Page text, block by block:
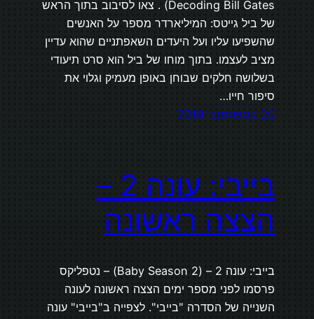
Decoding Bill Gates) . צאו לסיבוב בתוך הראש
של ביל גייטס: המיליארדר מספר על האנשים
שהשפיעו עליו ועל היעדים השאפתניים שהוא עדיין
מציב לעצמו. בתוך מוחו של ביל הוא סרט תיעודי
בשלושה חלקים שבוחן באופן מעמיק וגלוי את
סיפור חייו…
20 בספטמבר 2019
בייבי: עונה 2 –
הצצה ראשונה
בייבי: עונה 2 – (Baby Season 2) – נטפליקס
פרסמו לפני מספר ימים הצצה ראשונה לעונה
השנייה של הסדרה "בייבי". לצפייה ב"בייבי" עונה